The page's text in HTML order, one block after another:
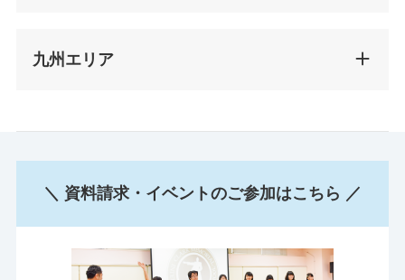
九州エリア
＼ 資料請求・イベントのご参加はこちら ／